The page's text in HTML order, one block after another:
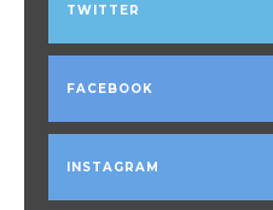
TWITTER
FACEBOOK
INSTAGRAM